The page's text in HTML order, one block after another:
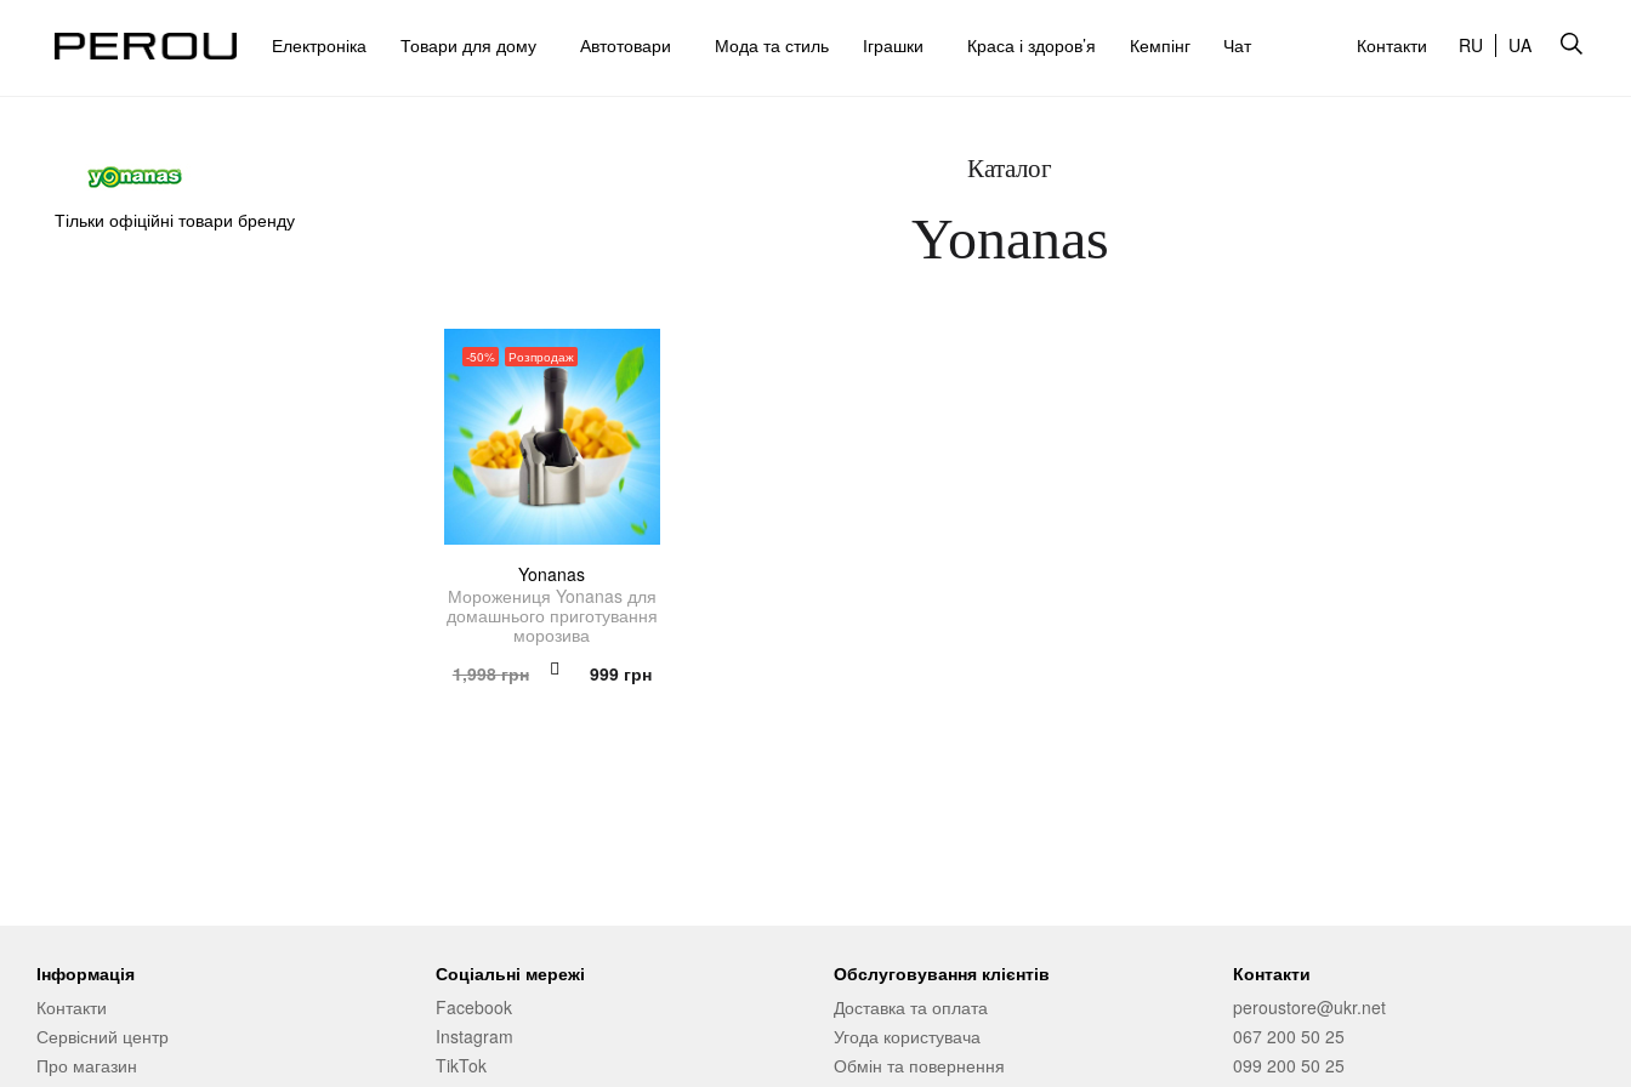
Електроніка Товари для дому Автотовари Мода та стиль Іграшки Краса і здоров’я Кемпінг Чат Контакти RU UA
Тільки офіційні товари бренду
Каталог
Yonanas
-50% Розпродаж
Yonanas
Морожениця Yonanas для
домашнього приготування
морозива
1,998грн
Оригінальна
999 грнПоточна
Інформація
Контакти
Сервісний центр
Про магазин
Соціальні мережі
Facebook
Instagram
TikTok
Обслуговування клієнтів
Доставка та оплата
Угода користувача
Обмін та повернення
Контакти
peroustore@ukr.net
067 200 50 25
099 200 50 25